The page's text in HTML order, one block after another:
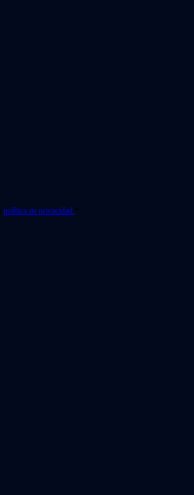
política de privacidad. *